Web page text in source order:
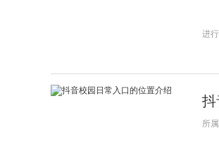
进
抖
所
抖